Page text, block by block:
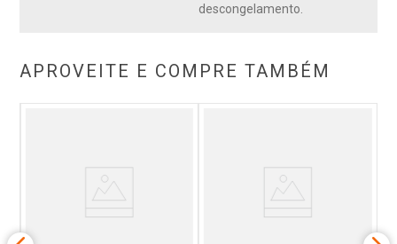
descongelamento.
APROVEITE E COMPRE TAMBÉM